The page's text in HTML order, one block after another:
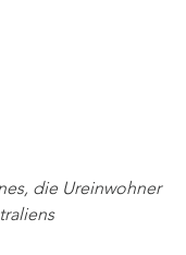
die Ureinwohner